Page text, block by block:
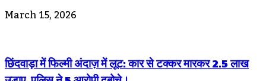
March 15, 2026
छिंदवाड़ा में फिल्मी अंदाज़ में लूट: कार से टक्कर मारकर 2.5 लाख